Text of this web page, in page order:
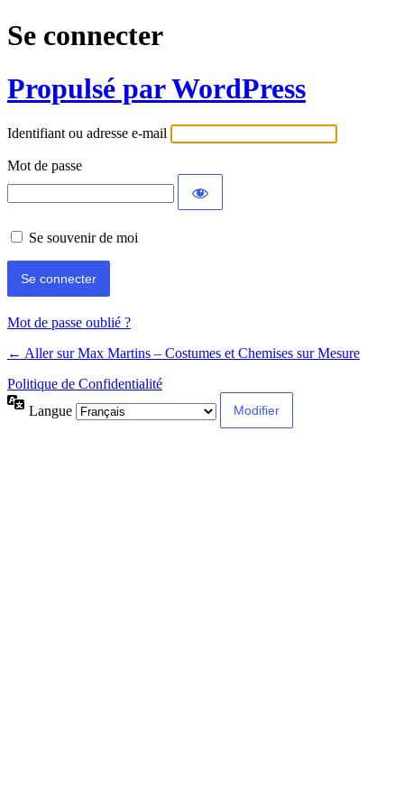
Se connecter
Propulsé par WordPress
Identifiant ou adresse e-mail
Mot de passe
Se souvenir de moi
Mot de passe oublié ?
← Aller sur Max Martins – Costumes et Chemises sur Mesure
Politique de Confidentialité
Langue